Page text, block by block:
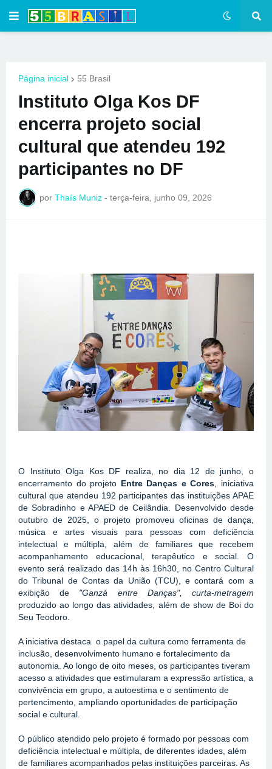
Página inicial 55 Brasil
Instituto Olga Kos DF
encerra projeto social
cultural que atendeu 192
participantes no DF
por Thaís Muniz - terça-feira, junho 09, 2026
O Instituto Olga Kos DF realiza, no dia 12 de junho, o
encerramento do projeto Entre Danças e Cores , iniciativa
cultural que atendeu 192 participantes das instituições APAE
de Sobradinho e APAED de Ceilândia. Desenvolvido desde
outubro de 2025, o projeto promoveu oficinas de dança,
música e artes visuais para pessoas com deficiência
intelectual e múltipla, além de familiares que recebem
acompanhamento educacional, terapêutico e social. O
evento será realizado das 14h às 16h30, no Centro Cultural
do Tribunal de Contas da União (TCU), e contará com a
exibição de "Ganzá entre Danças",
produzido ao longo das atividades, além de show de Boi do
Seu Teodoro.
A iniciativa destaca  o papel da cultura como ferramenta de
inclusão, desenvolvimento humano e fortalecimento da
autonomia. Ao longo de oito meses, os participantes tiveram
acesso a atividades que estimularam a expressão artística, a
convivência em grupo, a autoestima e o sentimento de
pertencimento, ampliando oportunidades de participação
social e cultural.
O público atendido pelo projeto é formado por pessoas com
deficiência intelectual e múltipla, de diferentes idades, além
de familiares acompanhados pelas instituições parceiras. As